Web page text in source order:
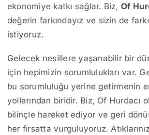
ekonomiye katkı sağlar. Biz, Of
değerin farkındayız ve sizin de
istiyoruz.
Gelecek nesillere yaşanabilir bir
için hepimizin sorumlulukları var.
bu sorumluluğu yerine getirmenin
yollarından biridir. Biz, Of Hurdacı
bilinçle hareket ediyor ve geri
her fırsatta vurguluyoruz.